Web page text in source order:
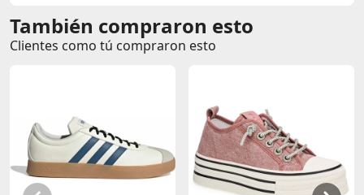
También compraron esto
Clientes como tú compraron esto